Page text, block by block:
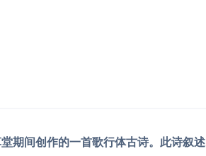
期间创作的一首歌行体古诗。此诗叙述